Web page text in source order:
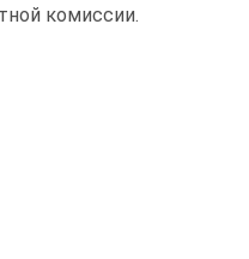
комиссии.